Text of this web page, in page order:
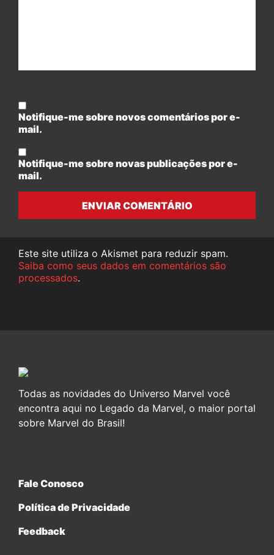
Notifique-me sobre novos comentários por e-
mail.
Notifique-me sobre novas publicações por e-
mail.
ENVIAR COMENTÁRIO
Este site utiliza o Akismet para reduzir spam.
Saiba como seus dados em comentários são
processados.
Todas as novidades do Universo Marvel você
encontra aqui no Legado da Marvel, o maior portal
sobre Marvel do Brasil!
Fale Conosco
Política de Privacidade
Feedback